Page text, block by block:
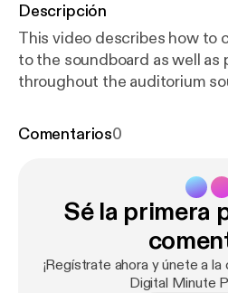
Descripción
This video describes how to
to the soundboard as well as
throughout the auditorium
Comentarios0
Sé la primera
¡Regístrate ahora y únete a
Digital Minute